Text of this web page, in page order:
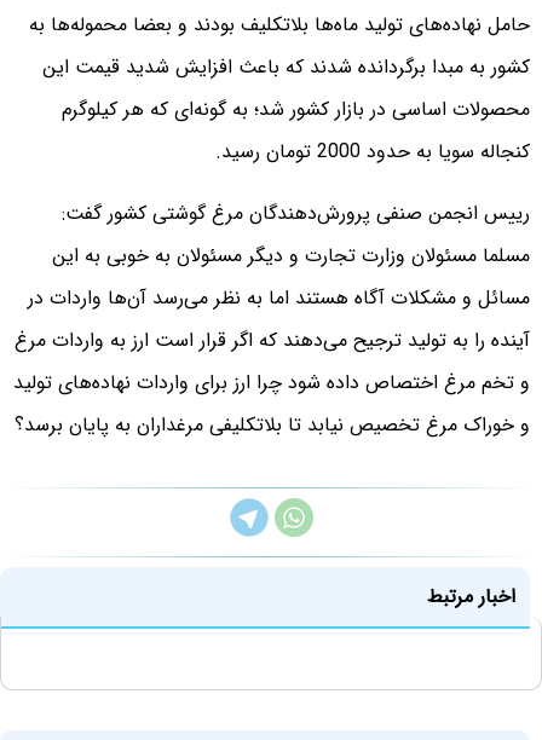
حامل نهاده‌های تولید ماه‌ها بلاتکلیف بودند و بعضا محموله‌ها به
کشور به مبدا برگردانده شدند که باعث افزایش شدید قیمت این
محصولات اساسی در بازار کشور شد؛ به گونه‌ای که هر کیلوگرم
کنجاله سویا به حدود 2000 تومان رسید.
رییس انجمن صنفی پرورش‌دهندگان مرغ گوشتی کشور گفت:
مسلما مسئولان وزارت تجارت و دیگر مسئولان به خوبی به این
مسائل و مشکلات آگاه هستند اما به نظر می‌رسد آن‌ها واردات در
آینده را به تولید ترجیح می‌دهند که اگر قرار است ارز به واردات مرغ
و تخم مرغ اختصاص داده شود چرا ارز برای واردات نهاده‌های تولید
و خوراک مرغ تخصیص نیابد تا بلاتکلیفی مرغداران به پایان برسد؟
اخبار مرتبط